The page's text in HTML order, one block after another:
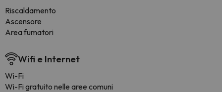
Riscaldamento
Ascensore
Area fumatori
Wifi e Internet
Wi-Fi
Wi-Fi gratuito nelle aree comuni